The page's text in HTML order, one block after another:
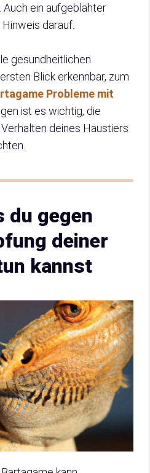
ein aufgeblähter
darauf.
gesundheitlichen
Blick erkennbar, zum
Probleme mit
ist es wichtig, die
deines Haustiers
du gegen
deiner
kannst